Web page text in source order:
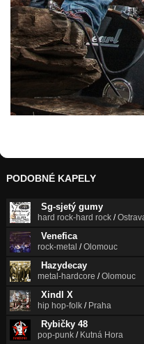
PODOBNÉ KAPELY
Sg-sjetý gumy
hard rock-hard rock /
Venefica
rock-metal /Olomouc
Hazydecay
metal-hardcore /Olomouc
Xindl X
hip hop-folk / Praha
Rybičky 48
pop-punk / Kutná Hora